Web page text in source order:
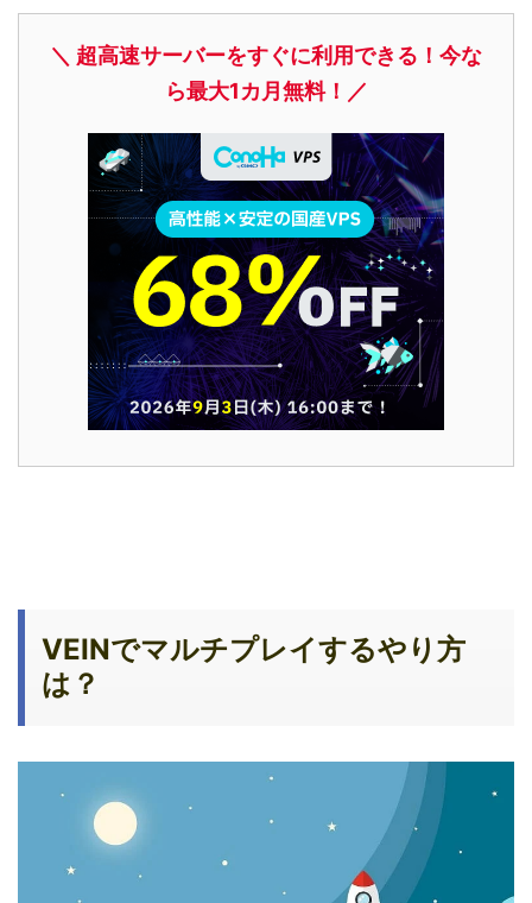
＼ 超高速サーバーをすぐに利用できる！今な
ら最大1カ月無料！／
VEINでマルチプレイするやり方
は？